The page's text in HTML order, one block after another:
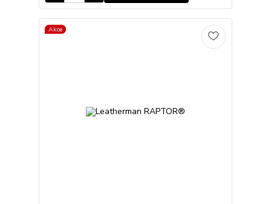
Akce